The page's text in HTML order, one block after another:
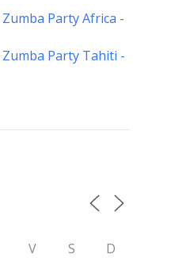
Zumba Party Africa -
Zumba Party Tahiti -
V S D